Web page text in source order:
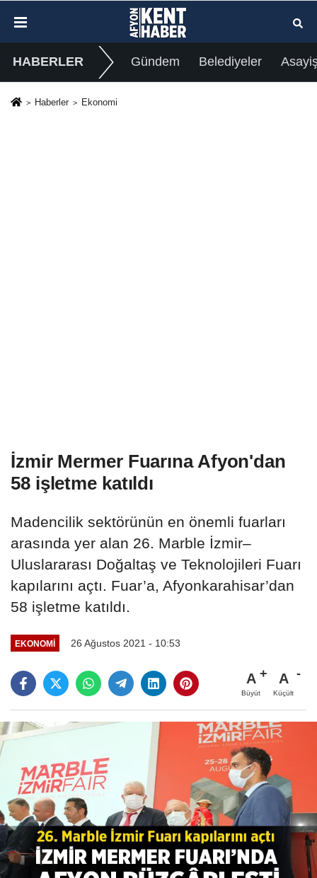
HABERLER Gündem Belediyeler
Haberler Ekonomi
İzmir Mermer Fuarına Afyon'dan
58 işletme katıldı
Madencilik sektörünün en önemli fuarları
arasında yer alan 26. Marble İzmir–
Uluslararası Doğaltaş ve Teknolojileri Fuarı
kapılarını açtı. Fuar’a, Afyonkarahisar’dan
58 işletme katıldı.
EKONOMI 26 Ağustos 2021 - 10:53
A
Büyüt
A
Küçült